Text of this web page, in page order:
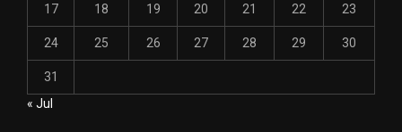
17 18 19 20 21 22 23
24 25 26 27 28 29 30
31
« Jul